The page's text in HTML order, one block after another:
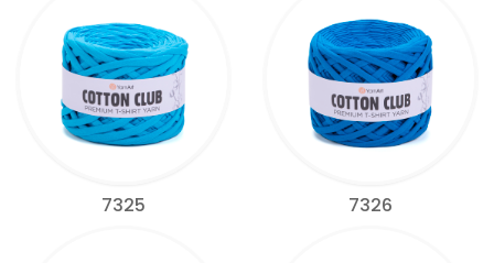
7325 7326